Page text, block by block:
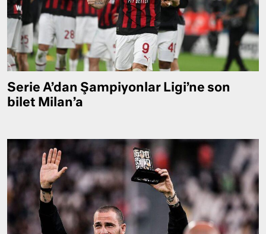
Serie A’dan Şampiyonlar Ligi’ne son
bilet Milan’a